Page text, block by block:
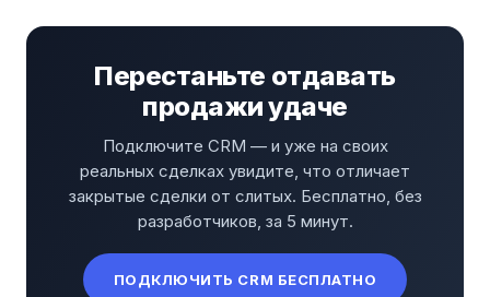
Перестаньте отдавать
продажи удаче
Подключите CRM — и уже на своих
реальных сделках увидите, что отличает
закрытые сделки от слитых. Бесплатно, без
разработчиков, за 5 минут.
ПОДКЛЮЧИТЬ CRM БЕСПЛАТНО